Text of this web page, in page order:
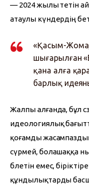
— 2024 жылы өтетін
атаулы күндердің
«Қасым-
шығарылған
қана алға
барлық
Жалпы алғанда, бұл
идеологиялық
қоғамды
сүрмей, болашаққа
бөлетін емес,
құндылықтарды